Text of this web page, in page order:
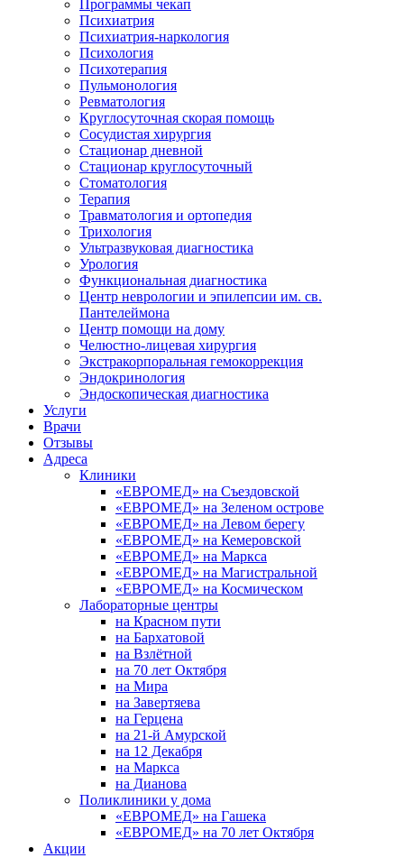
Программы чекап
Психиатрия
Психиатрия-наркология
Психология
Психотерапия
Пульмонология
Ревматология
Круглосуточная скорая помощь
Сосудистая хирургия
Стационар дневной
Стационар круглосуточный
Стоматология
Терапия
Травматология и ортопедия
Трихология
Ультразвуковая диагностика
Урология
Функциональная диагностика
Центр неврологии и эпилепсии им. св.
Пантелеймона
Центр помощи на дому
Челюстно-лицевая хирургия
Экстракорпоральная гемокоррекция
Эндокринология
Эндоскопическая диагностика
Услуги
Врачи
Отзывы
Адреса
Клиники
«ЕВРОМЕД» на Съездовской
«ЕВРОМЕД» на Зеленом острове
«ЕВРОМЕД» на Левом берегу
«ЕВРОМЕД» на Кемеровской
«ЕВРОМЕД» на Маркса
«ЕВРОМЕД» на Магистральной
«ЕВРОМЕД» на Космическом
Лабораторные центры
на Красном пути
на Бархатовой
на Взлётной
на 70 лет Октября
на Мира
на Завертяева
на Герцена
на 21-й Амурской
на 12 Декабря
на Маркса
на Дианова
Поликлиники у дома
«ЕВРОМЕД» на Гашека
«ЕВРОМЕД» на 70 лет Октября
Акции